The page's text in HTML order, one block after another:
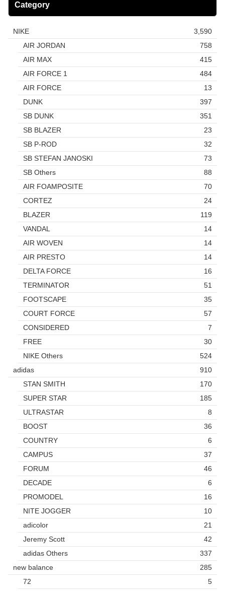
Category
NIKE
3,590
AIR JORDAN
758
AIR MAX
415
AIR FORCE 1
484
AIR FORCE
13
DUNK
397
SB DUNK
351
SB BLAZER
23
SB P-ROD
32
SB STEFAN JANOSKI
73
SB Others
88
AIR FOAMPOSITE
70
CORTEZ
24
BLAZER
119
VANDAL
14
AIR WOVEN
14
AIR PRESTO
14
DELTA FORCE
16
TERMINATOR
51
FOOTSCAPE
35
COURT FORCE
57
CONSIDERED
7
FREE
30
NIKE Others
524
adidas
910
STAN SMITH
170
SUPER STAR
185
ULTRASTAR
8
BOOST
36
COUNTRY
6
CAMPUS
37
FORUM
46
DECADE
6
PROMODEL
16
NITE JOGGER
10
adicolor
21
Jeremy Scott
42
adidas Others
337
new balance
285
72
5